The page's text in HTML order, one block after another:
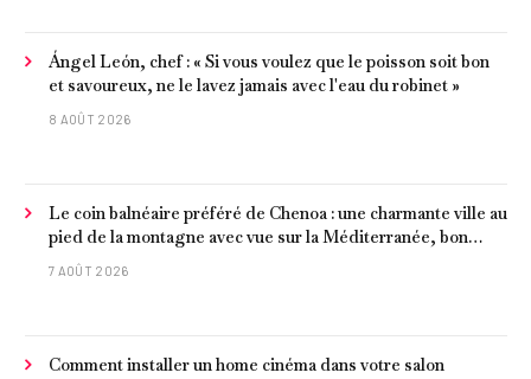
Ángel León, chef : « Si vous voulez que le poisson soit bon
et savoureux, ne le lavez jamais avec l'eau du robinet »
8 AOÛT 2026
Le coin balnéaire préféré de Chenoa : une charmante ville au
pied de la montagne avec vue sur la Méditerranée, bon
poisson et criques isolées
7 AOÛT 2026
Comment installer un home cinéma dans votre salon